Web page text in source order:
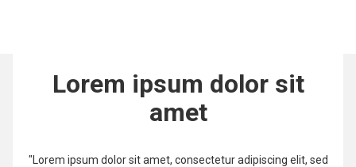
Lorem ipsum dolor sit
amet
"Lorem ipsum dolor sit amet, consectetur adipiscing elit, sed